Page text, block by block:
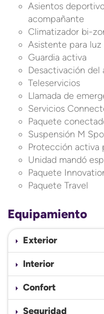
Asientos
acompañante
Climatizador bi-
Asistente para
Guardia activa
Desactivación del
Teleservicios
Llamada de
Servicios
Paquete
Suspensión M
Protección activa
Unidad mandó
Paquete
Paquete Travel
Equipamiento
Exterior
Interior
Confort
Seguridad